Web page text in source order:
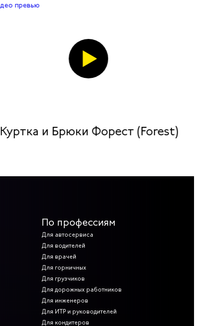
Куртка и Брюки Форест (Forest)
По профессиям
Для автосервиса
Для водителей
Для врачей
Для горничных
Для грузчиков
Для дорожных работников
Для инженеров
Для ИТР и руководителей
Для кондитеров